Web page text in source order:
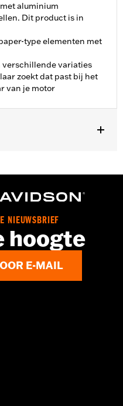
aluminium
Dit product is in
type elementen met
variaties
zoekt dat past bij het
van je motor
NIEUWSBRIEF
hoogte
E-MAIL